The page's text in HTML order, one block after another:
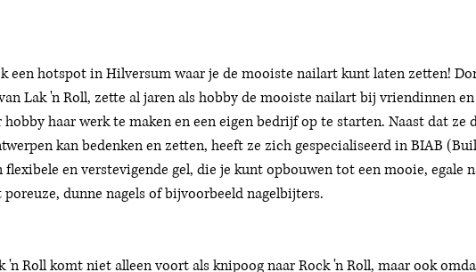
een hotspot in Hilversum waar je de mooiste nailart kunt laten zetten!
Lak 'n Roll, zette al jaren als hobby de mooiste nailart bij vriendinnen
hobby haar werk te maken en een eigen bedrijf op te starten. Naast dat ze
kan bedenken en zetten, heeft ze zich gespecialiseerd in BIAB
flexibele en verstevigende gel, die je kunt opbouwen tot een mooie, egale
poreuze, dunne nagels of bijvoorbeeld nagelbijters.
'n Roll komt niet alleen voort als knipoog naar Rock 'n Roll, maar ook